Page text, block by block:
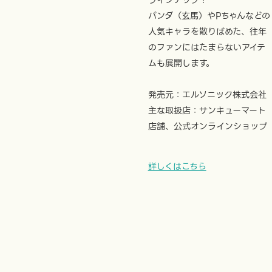
パンダ（玄馬）やPちゃんなどの
人気キャラを散りばめた、往年
のファンにはたまらないアイテ
ムも展開します。
発売元：エルソニック株式会社
主な取扱店：サンキューマート
店舗、公式オンラインショップ
詳しくはこちら